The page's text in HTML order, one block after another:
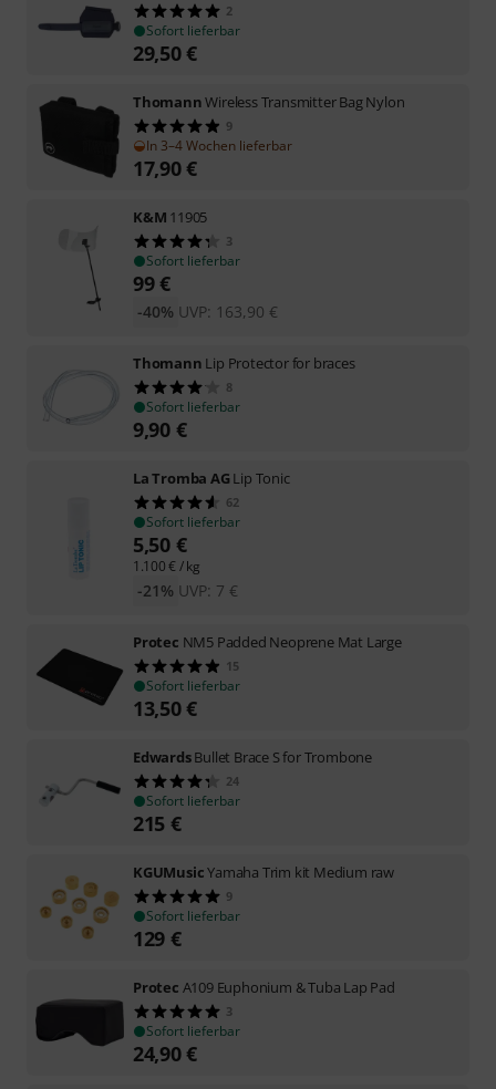
2
Sofort lieferbar
29,50€
ThomannWireless Transmitter Bag Nylon
9
In 3–4 Wochen lieferbar
17,90€
K&M 11905
3
Sofort lieferbar
99€
UVP: 163,90 €
-40%
Thomann Lip Protector for braces
8
Sofort lieferbar
9,90 €
La Tromba AGLip Tonic
62
Sofort lieferbar
5,50 €
1.100€ / kg
UVP: 7 €
-21%
Protec NM5 Padded Neoprene Mat Large
15
Sofort lieferbar
13,50€
EdwardsBullet Brace S for Trombone
24
Sofort lieferbar
215 €
KGUMusicYamaha Trim kit Medium raw
9
Sofort lieferbar
129 €
Protec A109 Euphonium & Tuba Lap Pad
3
Sofort lieferbar
24,90€